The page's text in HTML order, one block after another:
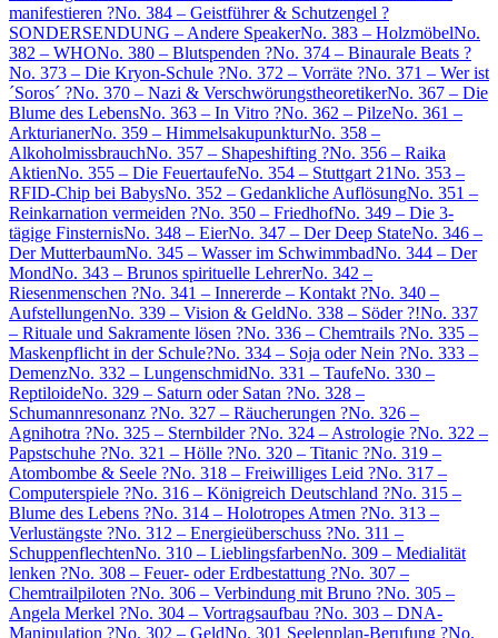
manifestieren ?No. 384 – Geistführer & Schutzengel ?
SONDERSENDUNG – Andere SpeakerNo. 383 – HolzmöbelNo.
382 – WHONo. 380 – Blutspenden ?No. 374 – Binaurale Beats ?
No. 373 – Die Kryon-Schule ?No. 372 – Vorräte ?No. 371 – Wer ist
´Soros´ ?No. 370 – Nazi & VerschwörungstheoretikerNo. 367 – Die
Blume des LebensNo. 363 – In Vitro ?No. 362 – PilzeNo. 361 –
ArkturianerNo. 359 – HimmelsakupunkturNo. 358 –
AlkoholmissbrauchNo. 357 – Shapeshifting ?No. 356 – Raika
AktienNo. 355 – Die FeuertaufeNo. 354 – Stuttgart 21No. 353 –
RFID-Chip bei BabysNo. 352 – Gedankliche AuflösungNo. 351 –
Reinkarnation vermeiden ?No. 350 – FriedhofNo. 349 – Die 3-
tägige FinsternisNo. 348 – EierNo. 347 – Der Deep StateNo. 346 –
Der MutterbaumNo. 345 – Wasser im SchwimmbadNo. 344 – Der
MondNo. 343 – Brunos spirituelle LehrerNo. 342 –
Riesenmenschen ?No. 341 – Innererde – Kontakt ?No. 340 –
AufstellungenNo. 339 – Vision & GeldNo. 338 – Söder ?!No. 337
– Rituale und Sakramente lösen ?No. 336 – Chemtrails ?No. 335 –
Maskenpflicht in der Schule?No. 334 – Soja oder Nein ?No. 333 –
DemenzNo. 332 – LungenschmidNo. 331 – TaufeNo. 330 –
ReptiloideNo. 329 – Saturn oder Satan ?No. 328 –
Schumannresonanz ?No. 327 – Räucherungen ?No. 326 –
Agnihotra ?No. 325 – Sternbilder ?No. 324 – Astrologie ?No. 322 –
Papstschuhe ?No. 321 – Hölle ?No. 320 – Titanic ?No. 319 –
Atombombe & Seele ?No. 318 – Freiwilliges Leid ?No. 317 –
Computerspiele ?No. 316 – Königreich Deutschland ?No. 315 –
Blume des Lebens ?No. 314 – Holotropes Atmen ?No. 313 –
Verlustängste ?No. 312 – Energieüberschuss ?No. 311 –
SchuppenflechtenNo. 310 – LieblingsfarbenNo. 309 – Medialität
lenken ?No. 308 – Feuer- oder Erdbestattung ?No. 307 –
Chemtrailpiloten ?No. 306 – Verbindung mit Bruno ?No. 305 –
Angela Merkel ?No. 304 – Vortragsaufbau ?No. 303 – DNA-
Manipulation ?No. 302 – GeldNo. 301 Seelenplan-Berufung ?No.